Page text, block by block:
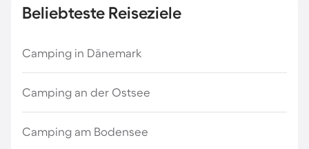
Beliebteste Reiseziele
Camping in Dänemark
Camping an der Ostsee
Camping am Bodensee